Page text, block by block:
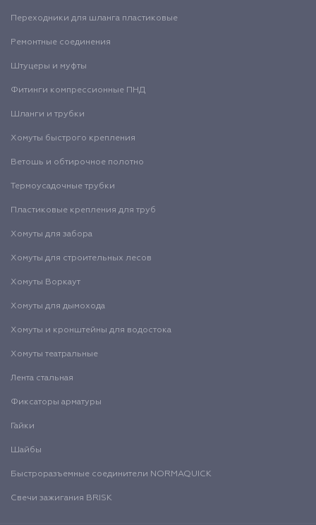
Переходники для шланга пластиковые
Ремонтные соединения
Штуцеры и муфты
Фитинги компрессионные ПНД
Шланги и трубки
Хомуты быстрого крепления
Ветошь и обтирочное полотно
Термоусадочные трубки
Пластиковые крепления для труб
Хомуты для забора
Хомуты для строительных лесов
Хомуты Воркаут
Хомуты для дымохода
Хомуты и кронштейны для водостока
Хомуты театральные
Лента стальная
Фиксаторы арматуры
Гайки
Шайбы
Быстроразъемные соединители NORMAQUICK
Свечи зажигания BRISK